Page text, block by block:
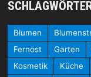
Blumen
Fernost
Garten
Kosmetik
Küche